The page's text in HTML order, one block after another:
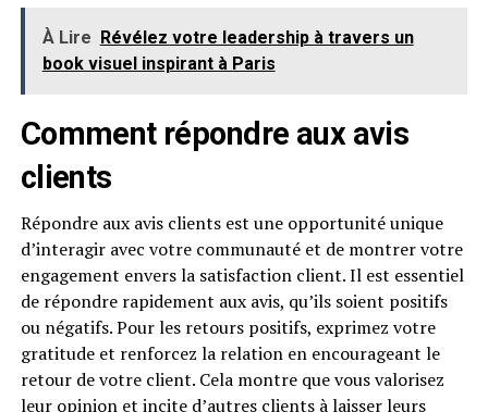
À Lire Révélez votre leadership à travers un
book visuel inspirant à Paris
Comment répondre aux avis
clients
Répondre aux avis clients est une opportunité unique
d’interagir avec votre communauté et de montrer votre
engagement envers la satisfaction client. Il est essentiel
de répondre rapidement aux avis, qu’ils soient positifs
ou négatifs. Pour les retours positifs, exprimez votre
gratitude et renforcez la relation en encourageant le
retour de votre client. Cela montre que vous valorisez
leur opinion et incite d’autres clients à laisser leurs